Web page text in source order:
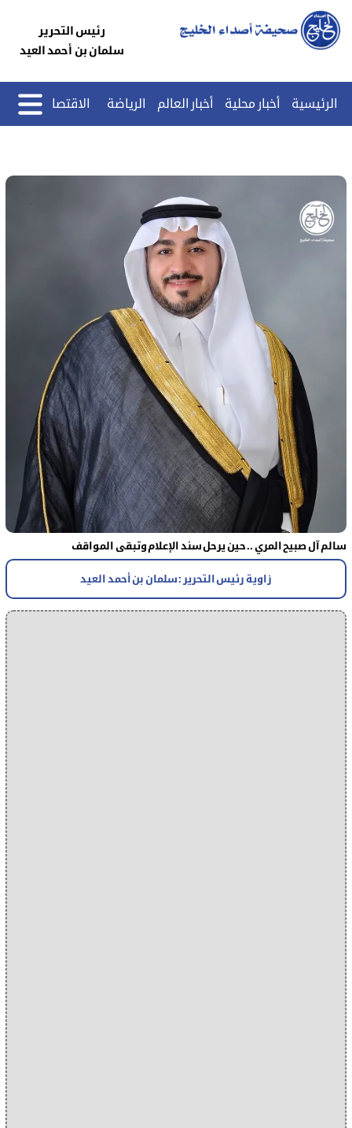
رئيس التحرير
سلمان بن أحمد العيد
الرئيسية أخبار محلية أخبار العالم الرياضة الاقتصاد
سالم آل صبيح المري .. حين يرحل سند الإعلام وتبقى المواقف
زاوية رئيس التحرير : سلمان بن أحمد العيد